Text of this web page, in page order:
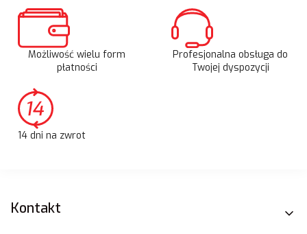
Możliwość wielu form
płatności
Profesjonalna obsługa do
Twojej dyspozycji
14 dni na zwrot
Linki w stopce
Kontakt